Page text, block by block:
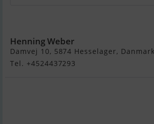
Henning Weber
Damvej 10, 5874 Hesselager, Danmark
Tel. +4524437293